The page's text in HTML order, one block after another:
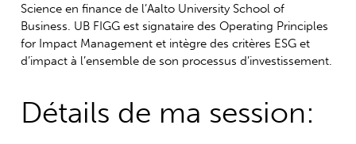
Science en finance de l’Aalto University School of
Business. UB FIGG est signataire des Operating Principles
for Impact Management et intègre des critères ESG et
d’impact à l’ensemble de son processus d’investissement.
Détails de ma session: